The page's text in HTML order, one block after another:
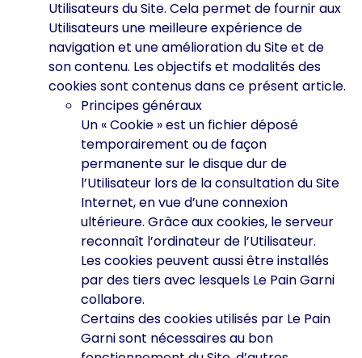
Utilisateurs du Site. Cela permet de fournir aux
Utilisateurs une meilleure expérience de
navigation et une amélioration du Site et de
son contenu. Les objectifs et modalités des
cookies sont contenus dans ce présent article.
Principes généraux
Un « Cookie » est un fichier déposé
temporairement ou de façon
permanente sur le disque dur de
l’Utilisateur lors de la consultation du Site
Internet, en vue d’une connexion
ultérieure. Grâce aux cookies, le serveur
reconnaît l’ordinateur de l’Utilisateur.
Les cookies peuvent aussi être installés
par des tiers avec lesquels Le Pain Garni
collabore.
Certains des cookies utilisés par Le Pain
Garni sont nécessaires au bon